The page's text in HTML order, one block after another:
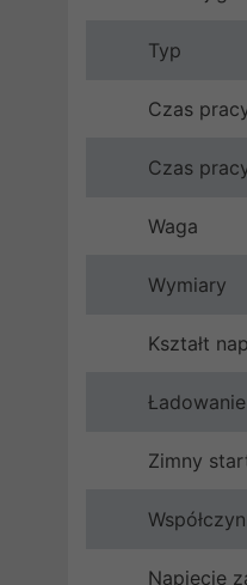
Typ
Czas
Czas
Waga
Wymiary
Kształt
Zimny
Napięcie